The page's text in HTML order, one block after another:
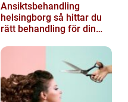
Ansiktsbehandling
helsingborg så hittar du
rätt behandling för din